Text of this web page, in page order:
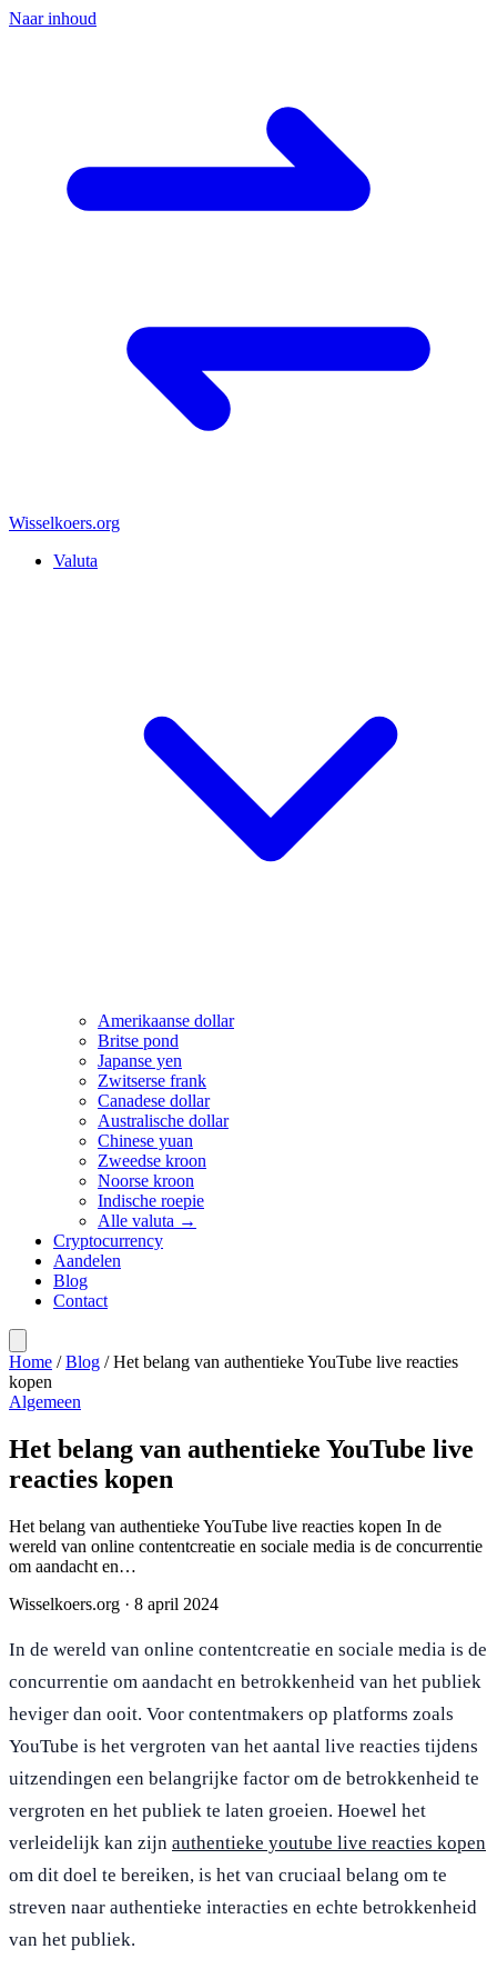
Naar inhoud
Wisselkoers.org
Valuta
Amerikaanse dollar
Britse pond
Japanse yen
Zwitserse frank
Canadese dollar
Australische dollar
Chinese yuan
Zweedse kroon
Noorse kroon
Indische roepie
Alle valuta →
Cryptocurrency
Aandelen
Blog
Contact
Home / Blog / Het belang van authentieke YouTube live reacties
kopen
Algemeen
Het belang van authentieke YouTube live
reacties kopen
Het belang van authentieke YouTube live reacties kopen In de
wereld van online contentcreatie en sociale media is de concurrentie
om aandacht en…
Wisselkoers.org · 8 april 2024
In de wereld van online contentcreatie en sociale media is de
concurrentie om aandacht en betrokkenheid van het publiek
heviger dan ooit. Voor contentmakers op platforms zoals
YouTube is het vergroten van het aantal live reacties tijdens
uitzendingen een belangrijke factor om de betrokkenheid te
vergroten en het publiek te laten groeien. Hoewel het
verleidelijk kan zijn authentieke youtube live reacties kopen
om dit doel te bereiken, is het van cruciaal belang om te
streven naar authentieke interacties en echte betrokkenheid
van het publiek.